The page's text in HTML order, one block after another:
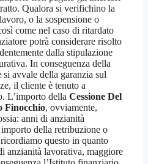
Qualora si verifichino la
o la sospensione o
come nel caso di ritardato
potrà considerare risolto
dalla stipulazione
In conseguenza della
avvale della garanzia sul
il cliente è tenuto a
L’importo della Cessione Del
Finocchio, ovviamente,
anni di anzianità
della retribuzione o
questo in quanto
anzianità lavorativa, maggiore